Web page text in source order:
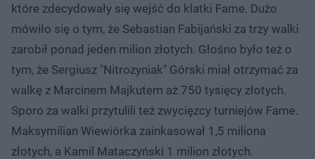
które zdecydowały się wejść do klatki Fame. Dużo
mówiło się o tym, że Sebastian Fabijański za trzy walki
zarobił ponad jeden milion złotych. Głośno było też o
tym, że Sergiusz "Nitrozyniak" Górski miał otrzymać za
walkę z Marcinem Majkutem aż 750 tysięcy złotych.
Sporo za walki przytulili też zwycięzcy turniejów Fame.
Maksymilian Wiewiórka zainkasował 1,5 miliona
złotych, a Kamil Mataczyński 1 milion złotych.